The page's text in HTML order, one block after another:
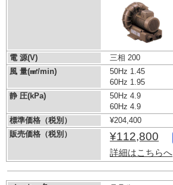
電 源(V)
三相 200
風 量(㎣/min)
50Hz 1.45
60Hz 1.95
静 圧(kPa)
50Hz 4.9
60Hz 4.9
標準価格（税別）
¥204,400
販売価格（税別）
¥112,800
詳細はこちらへ